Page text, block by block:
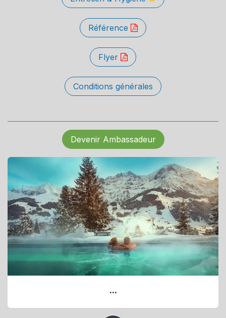
Référence
Flyer
Conditions générales
Devenir Ambassadeur
...